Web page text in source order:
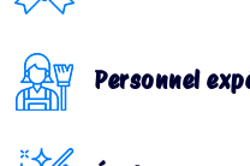
Personnel